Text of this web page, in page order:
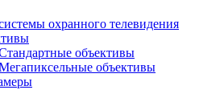
охранного телевидения
объективы
объективы